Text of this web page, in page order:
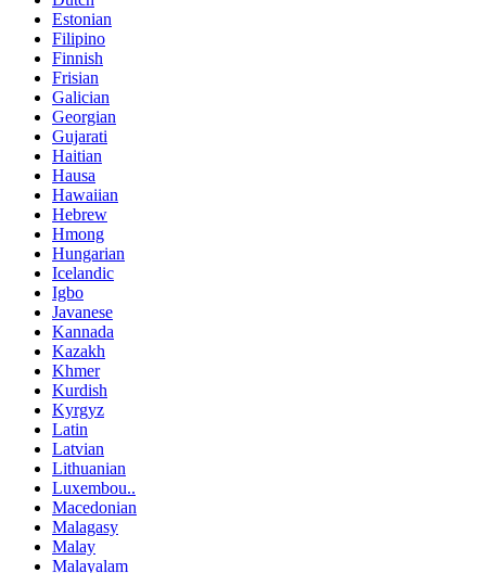
Estonian
Filipino
Finnish
Frisian
Galician
Georgian
Gujarati
Haitian
Hausa
Hawaiian
Hebrew
Hmong
Hungarian
Icelandic
Igbo
Javanese
Kannada
Kazakh
Khmer
Kurdish
Kyrgyz
Latin
Latvian
Lithuanian
Luxembou..
Macedonian
Malagasy
Malay
Malayalam